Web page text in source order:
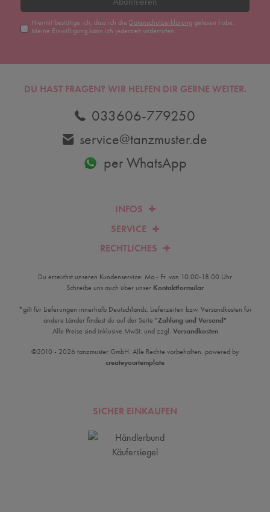
Hiermit bestätige ich, dass ich die Daten­schutz­erklärunggelesen habe.
Meine Einwilligung kann ich jederzeit widerrufen.
INFOS
SERVICE
RECHTLICHES
DU HAST FRAGEN? WIR HELFEN DIR GERNE WEITER.
033606-779250
service@tanzmuster.de
per WhatsApp
Du erreichst unseren Kundenservice: Mo.- Fr. von 10.00-18.00 Uhr
Schreibe uns auch über unser Kontaktformular
*gilt für Lieferungen innerhalb Deutschlands. Lieferzeiten bzw. Versandkosten für
andere Länder findest du auf der Seite "Zahlung und Versand"
Alle Preise sind inklusive MwSt. und zzgl. Versandkosten
©2010 - 2026 tanzmuster GmbH. Alle Rechte vorbehalten. powered by
createyourtemplate
SICHER EINKAUFEN